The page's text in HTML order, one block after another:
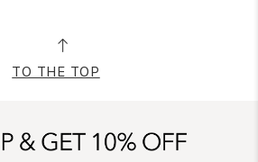
TO THE TOP